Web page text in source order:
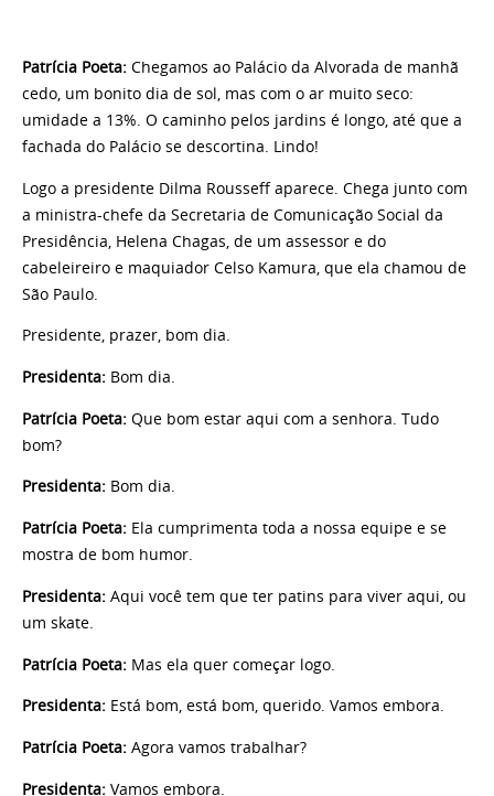
Patrícia Poeta: Chegamos ao Palácio da Alvorada de manhã
cedo, um bonito dia de sol, mas com o ar muito seco:
umidade a 13%. O caminho pelos jardins é longo, até que a
fachada do Palácio se descortina. Lindo!
Logo a presidente Dilma Rousseff aparece. Chega junto com
a ministra-chefe da Secretaria de Comunicação Social da
Presidência, Helena Chagas, de um assessor e do
cabeleireiro e maquiador Celso Kamura, que ela chamou de
São Paulo.
Presidente, prazer, bom dia.
Presidenta: Bom dia.
Patrícia Poeta: Que bom estar aqui com a senhora. Tudo
bom?
Presidenta: Bom dia.
Patrícia Poeta: Ela cumprimenta toda a nossa equipe e se
mostra de bom humor.
Presidenta: Aqui você tem que ter patins para viver aqui, ou
um skate.
Patrícia Poeta: Mas ela quer começar logo.
Presidenta: Está bom, está bom, querido. Vamos embora.
Patrícia Poeta: Agora vamos trabalhar?
Presidenta: Vamos embora.